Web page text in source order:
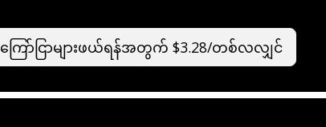
ကြော်ငြာများဖယ်ရန်အတွက် $3.28/တစ်လလျှင်